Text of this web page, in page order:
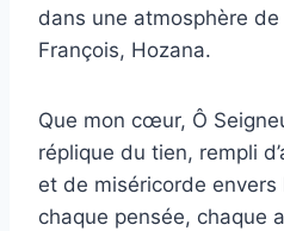
dans une atmosphère
François, Hozana.
Que mon cœur, Ô
réplique du tien, rempli
et de miséricorde envers
chaque pensée, chaque